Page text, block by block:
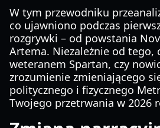
W tym przewodniku
co ujawniono podczas
rozgrywki – od powstania
Artema. Niezależnie od tego,
weteranem Spartan, czy
zrozumienie zmieniającego
politycznego i fizycznego
Twojego przetrwania w 2026